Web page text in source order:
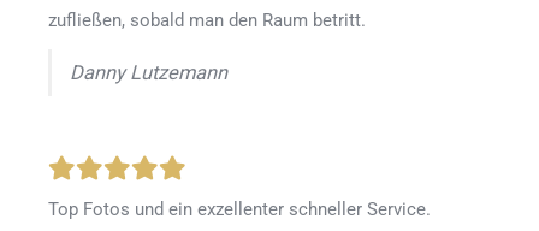
zufließen, sobald man den Raum betritt.
Danny Lutzemann
Top Fotos und ein exzellenter schneller Service.